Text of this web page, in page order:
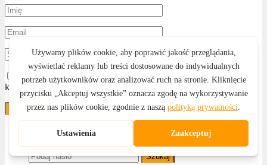
Zapamiętaj moje dane w tej przeglądarce podczas pisania
kolejnych komentarzy.
Znajdz artykuł
Szukaj